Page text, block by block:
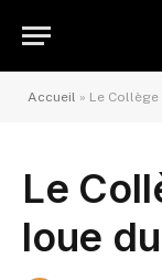
Accueil » Le
Le
loue